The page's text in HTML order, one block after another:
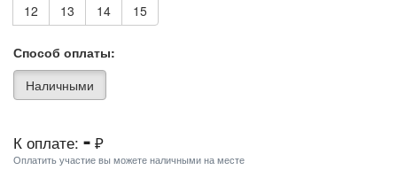
12
13 14 15
Способ оплаты:
Наличными
К оплате: - ₽
Оплатить участие вы можете наличными на месте